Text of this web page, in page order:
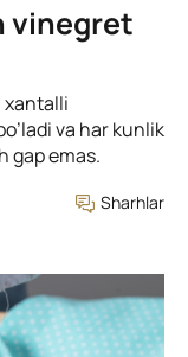
vinegret
xantalli
va har kunlik
gap emas.
Sharhlar